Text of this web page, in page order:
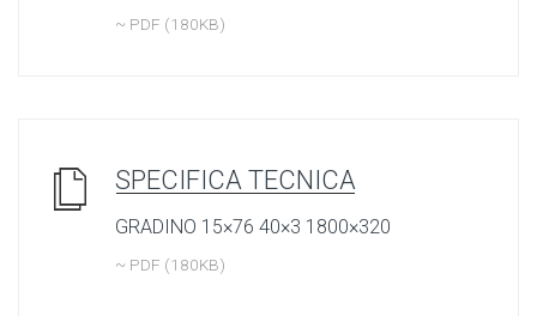
~ PDF (180KB)
SPECIFICA TECNICA
GRADINO 15×76 40×3 1800×320
~ PDF (180KB)